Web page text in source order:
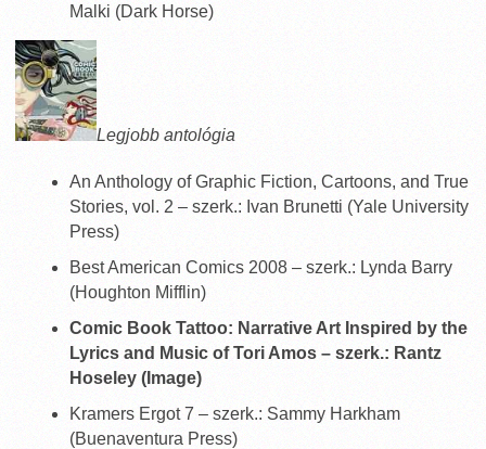
Malki (Dark Horse)
Legjobb antológia
An Anthology of Graphic Fiction, Cartoons, and True
Stories, vol. 2 – szerk.: Ivan Brunetti (Yale University
Press)
Best American Comics 2008 – szerk.: Lynda Barry
(Houghton Mifflin)
Comic Book Tattoo: Narrative Art Inspired by the
Lyrics and Music of Tori Amos – szerk.: Rantz
Hoseley (Image)
Kramers Ergot 7 – szerk.: Sammy Harkham
(Buenaventura Press)